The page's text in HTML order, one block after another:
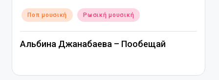
Αναρτήθηκε
σε
Ποπ μουσική Ρωσική μουσική
Альбина Джанабаева – Пообещай